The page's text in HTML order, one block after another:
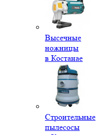
Высечные
ножницы
в Костанае
Строительные
пылесосы